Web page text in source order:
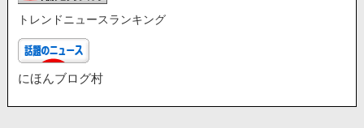
トレンドニュースランキング
にほんブログ村